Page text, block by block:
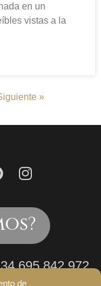
de
en un
vistas a la
»
695 842 972